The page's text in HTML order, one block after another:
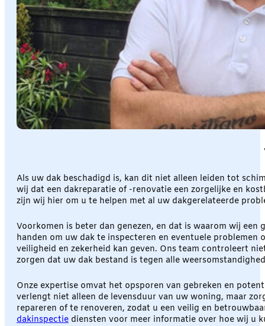
Als uw dak beschadigd is, kan dit niet alleen leiden tot
wij dat een dakreparatie of -renovatie een zorgelijke en
zijn wij hier om u te helpen met al uw dakgerelateerde
Voorkomen is beter dan genezen, en dat is waarom wij
handen om uw dak te inspecteren en eventuele
veiligheid en zekerheid kan geven. Ons team controleert
zorgen dat uw dak bestand is tegen alle
Onze expertise omvat het opsporen van gebreken en
verlengt niet alleen de levensduur van uw woning, maar
repareren of te renoveren, zodat u een veilig en
dakinspectie diensten voor meer informatie over hoe wij u